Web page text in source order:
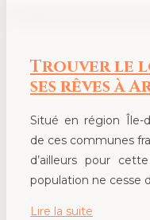
Trouver le
ses rêves à
Situé en région Île-
de ces communes
d’ailleurs pour
population ne cesse
Lire la suite